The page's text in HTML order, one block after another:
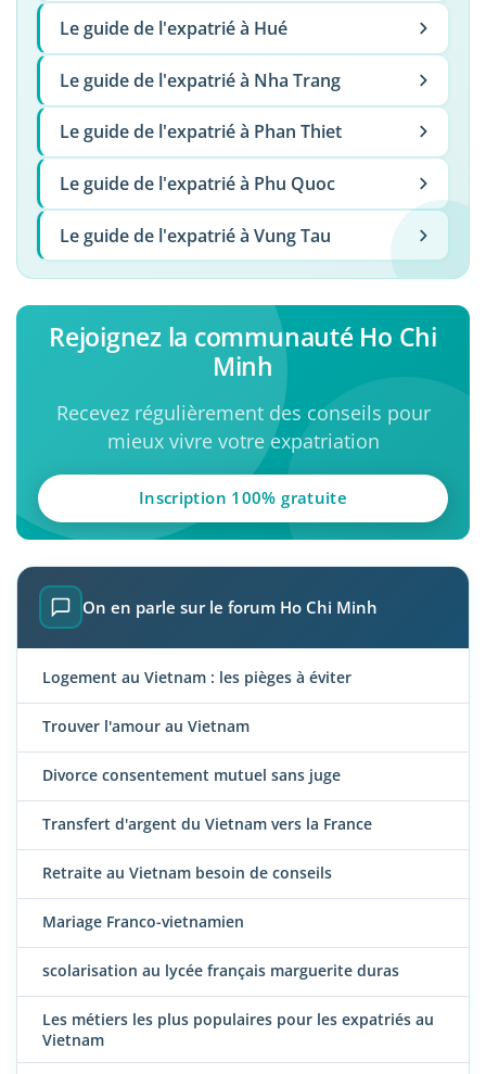
Le guide de l'expatrié à Hué
Le guide de l'expatrié à Nha Trang
Le guide de l'expatrié à Phan Thiet
Le guide de l'expatrié à Phu Quoc
Le guide de l'expatrié à Vung Tau
Rejoignez la communauté Ho Chi
Minh
Recevez régulièrement des conseils pour
mieux vivre votre expatriation
Inscription 100% gratuite
On en parle sur le forum Ho Chi Minh
Logement au Vietnam : les pièges à éviter
Trouver l'amour au Vietnam
Divorce consentement mutuel sans juge
Transfert d'argent du Vietnam vers la France
Retraite au Vietnam besoin de conseils
Mariage Franco-vietnamien
scolarisation au lycée français marguerite duras
Les métiers les plus populaires pour les expatriés au
Vietnam